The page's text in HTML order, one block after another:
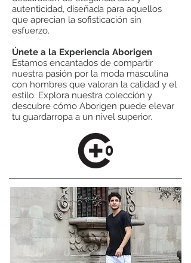
autenticidad, diseñada para aquellos
que aprecian la sofisticación sin
esfuerzo.
Únete a la Experiencia Aborigen
Estamos encantados de compartir
nuestra pasión por la moda masculina
con hombres que valoran la calidad y el
estilo. Explora nuestra colección y
descubre cómo Aborigen puede elevar
tu guardarropa a un nivel superior.